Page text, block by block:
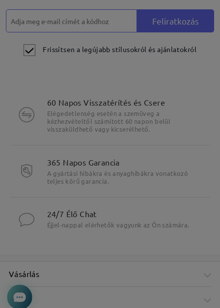
Feliratkozás
Frissítsen a legújabb stílusokról és ajánlatokról
60 Napos Visszatérítés és Csere
Elégedetlenség esetén a szemüveg a
kézhezvételtől számított 60 napon belül
visszaküldhető vagy kicserélhető.
365 Napos Garancia
A gyártási hibákra és anyaghibákra vonatkozó
teljes körű garancia.
24/7 Élő Chat
Éjjel-nappal elérhetők vagyunk az Ön számára.
Vásárlás
Cég